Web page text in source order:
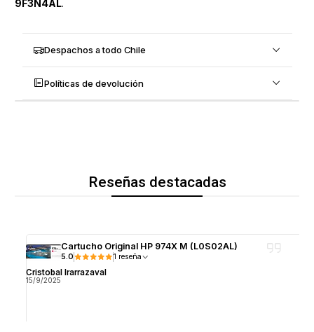
9F3N4AL.
Despachos a todo Chile
Políticas de devolución
Reseñas destacadas
Cartucho Original HP 974X M (L0S02AL)
5.0 1 reseña
Cristobal Irarrazaval
15/9/2025